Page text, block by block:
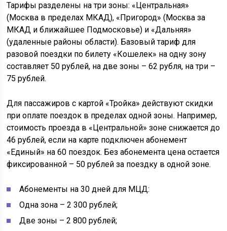
Тарифы разделены на три зоны: «Центральная»
(Москва в пределах МКАД), «Пригород» (Москва за
МКАД и ближайшее Подмосковье) и «Дальняя»
(удаленные районы области). Базовый тариф для
разовой поездки по билету «Кошелек» на одну зону
составляет 50 рублей, на две зоны – 62 рубля, на три –
75 рублей.
Для пассажиров с картой «Тройка» действуют скидки
при оплате поездок в пределах одной зоны. Например,
стоимость проезда в «Центральной» зоне снижается до
46 рублей, если на карте подключен абонемент
«Единый» на 60 поездок. Без абонемента цена остается
фиксированной – 50 рублей за поездку в одной зоне.
Абонементы на 30 дней для МЦД:
Одна зона – 2 300 рублей;
Две зоны – 2 800 рублей;